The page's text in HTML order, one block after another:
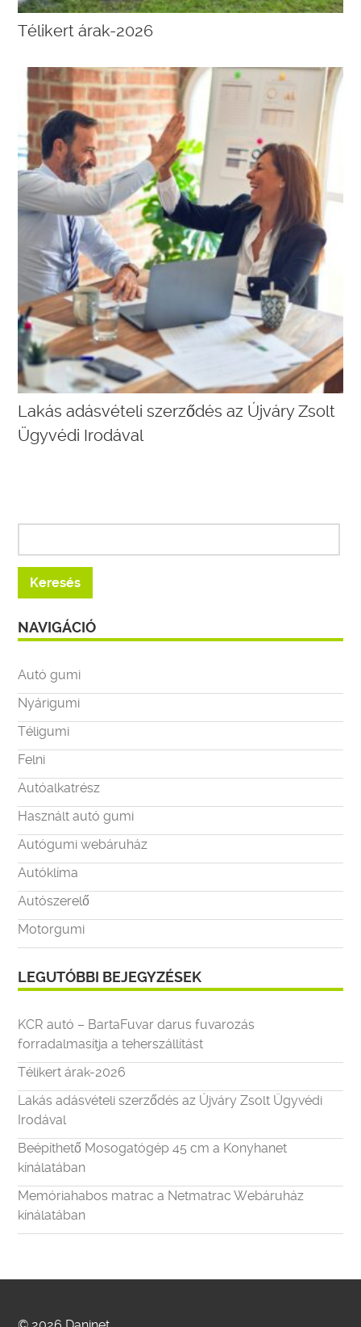
Télikert árak-2026
Lakás adásvételi szerződés az Újváry Zsolt
Ügyvédi Irodával
NAVIGÁCIÓ
Autó gumi
Nyárigumi
Téligumi
Felni
Autóalkatrész
Használt autó gumi
Autógumi webáruház
Autóklíma
Autószerelő
Motorgumi
LEGUTÓBBI BEJEGYZÉSEK
KCR autó – BartaFuvar darus fuvarozás
forradalmasítja a teherszállítást
Télikert árak-2026
Lakás adásvételi szerződés az Újváry Zsolt Ügyvédi
Irodával
Beépíthető Mosogatógép 45 cm a Konyhanet
kínálatában
Memóriahabos matrac a Netmatrac Webáruház
kínálatában